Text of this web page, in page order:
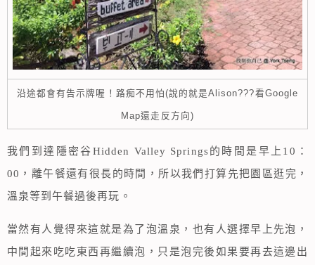
沿途都會有告示牌喔！路痴不用怕(說的就是Alison???看Google
Map還走反方向)
我們到達隱密谷Hidden Valley Springs的時間是早上10：
00，離午餐還有很長的時間，所以我們打算先把園區逛完，
溫泉等到午餐過後再玩。
當然有人覺得來這就是為了泡溫泉，也有人選擇早上先泡，
中間起來吃吃東西再繼續泡，只是泡完後如果要再去這邊出